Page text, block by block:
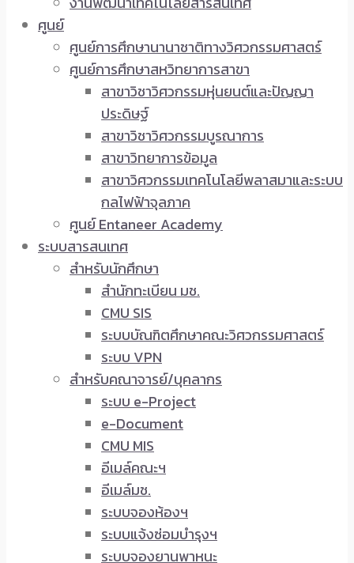
ศูนย์
ศูนย์การศึกษานานาชาติทางวิศวกรรมศาสตร์
ศูนย์การศึกษาสหวิทยาการสาขา
สาขาวิชาวิศวกรรมหุ่นยนต์และปัญญา
ประดิษฐ์
สาขาวิชาวิศวกรรมบูรณาการ
สาขาวิทยาการข้อมูล
สาขาวิศวกรรมเทคโนโลยีพลาสมาและระบบ
กลไฟฟ้าจุลภาค
ศูนย์ Entaneer Academy
ระบบสารสนเทศ
สำหรับนักศึกษา
สำนักทะเบียน มช.
CMU SIS
ระบบบัณฑิตศึกษาคณะวิศวกรรมศาสตร์
ระบบ VPN
สำหรับคณาจารย์/บุคลากร
ระบบ e-Project
e-Document
CMU MIS
อีเมล์คณะฯ
อีเมล์มช.
ระบบจองห้องฯ
ระบบแจ้งซ่อมบำรุงฯ
ระบบจองยานพาหนะ